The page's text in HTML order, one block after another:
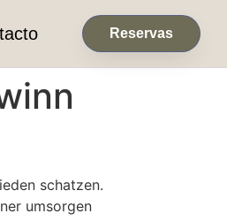
Reservas
schatzen.
umsorgen